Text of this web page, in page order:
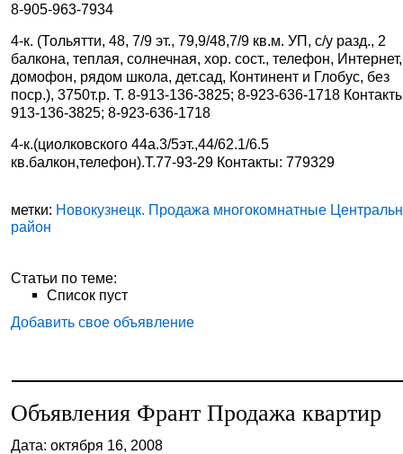
8-905-963-7934
4-к. (Тольятти, 48, 7/9 эт., 79,9/48,7/9 кв.м. УП, с/у разд., 2
балкона, теплая, солнечная, хор. сост., телефон, Интернет,
домофон, рядом школа, дет.сад, Континент и Глобус, без
поср.), 3750т.р. Т. 8-913-136-3825; 8-923-636-1718
913-136-3825; 8-923-636-1718
4-к.(циолковского 44а.3/5эт.,44/62.1/6.5
кв.балкон,телефон).Т.77-93-29 Контакты: 779329
метки: Новокузнецк. Продажа многокомнатные
район
Статьи по теме:
Список пуст
Добавить свое объявление
Объявления Франт Продажа квартир
Дата: октября 16, 2008